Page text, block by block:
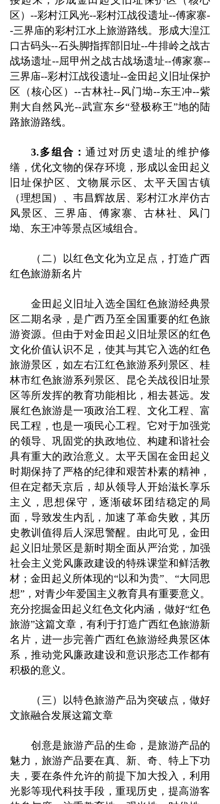
区）--彩村江风光--彩村江战役遗址--傅家寨-
-三界庙的彩村江水上旅游路线。形成大湟江
口古码头--石头脚指挥部旧址--牛排岭之战古
战场遗址--屈甲州之战古战场遗址--傅家寨--
三界庙--彩村江战役遗址--金田起义旧址保护
区
（核心区）--古林社--风门坳--东王冲--紫
荆大自然风光--武宣东乡“登极称王”地的陆
路旅游路线。
3.多组合：通过对历史遗址的维护修
缮，优化文物的保存环境，形成以金田起义
旧 址保护区 、文物展示区、太平天国古镇
（理想国）、韦昌辉故居、彩村江水岸仿古
风景区、三界庙、傅家寨、古林社、风门
坳、东王冲等景点区域组合。
（二）以红色文化为立足点，打造广西
红色旅游新名片
金田起义旧址入选全国红色旅游经典景
区二期名录，是广西乃至全国重要的红色旅
游资源。但由于对金田起义 旧 址景区的红色
文化价值认识不足，使其与其它入选的红色
旅游景区，如左右江红色旅游系列景区、桂
林市红色旅游系列景区、昆仑关战役旧址景
区等所发挥的教育功能相比，相去甚远。发
展红色旅游是一项政治工程、文化工程、富
民工程，也是一项民心工程。它对于加强党
的领导、巩固党的执政地位、构建和谐社会
具有重大的政治意义。太平天国在金田起义
时期保持了严格的纪律和艰苦朴素的精神，
但在定都天京后，却从领导人开始滋长享乐
主义，思想保守，逐渐破坏团结稳定的局
面，导致发生内乱，加速了革命失败，其历
史教训值得后人深思警醒。由此可见，金田
起义 旧 址景区是新时期全面从严治党，加强
社会主义党风廉政建设的特殊课堂和鲜活教
材；金田起义 所体现的“以和为贵”、“大同思
想”，对青少年爱国主义教育具有重要意义。
充分挖掘金田起义红色文化内涵，做好“红色
旅游”这篇文章，有利于打造广西红色旅游新
名片，进一步完善广西红色旅游经典景区体
系，推动党风廉政建设和意识形态工作都有
积极的意义 。
（三）以特色旅游产品为突破点，做好
文旅融合发展这篇文章
创意是旅游产品的生命，是旅游产品的
魅力，旅游产品要在真、新、奇、特上下功
夫，要在条件允许的前提下加大投入，利用
光影等现代科技手段，重现历史，提高游客